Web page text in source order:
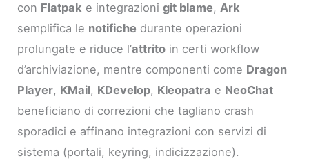
con Flatpak e integrazionigit blame,Ark
semplifica le notifiche durante operazioni
prolungate e riduce l’attrito in certi workflow
d’archiviazione, mentre componenti come Dragon
Player, KMail, KDevelop, Kleopatra e NeoChat
beneficiano di correzioni che tagliano crash
sporadici e affinano integrazioni con servizi di
sistema (portali, keyring, indicizzazione).